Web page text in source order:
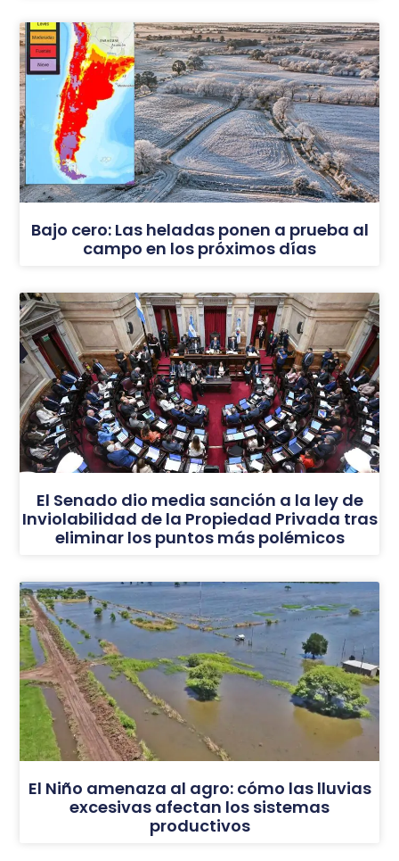
Bajo cero: Las heladas ponen a prueba al
campo en los próximos días
El Senado dio media sanción a la ley de
Inviolabilidad de la Propiedad Privada tras
eliminar los puntos más polémicos
El Niño amenaza al agro: cómo las lluvias
excesivas afectan los sistemas
productivos